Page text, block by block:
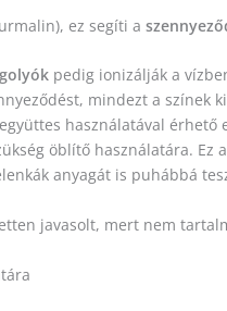
ez segíti a
pedig ionizálják a
mindezt a színek
használatával érhető
öblítő használatára. Ez
anyagát is puhábbá
javasolt, mert nem